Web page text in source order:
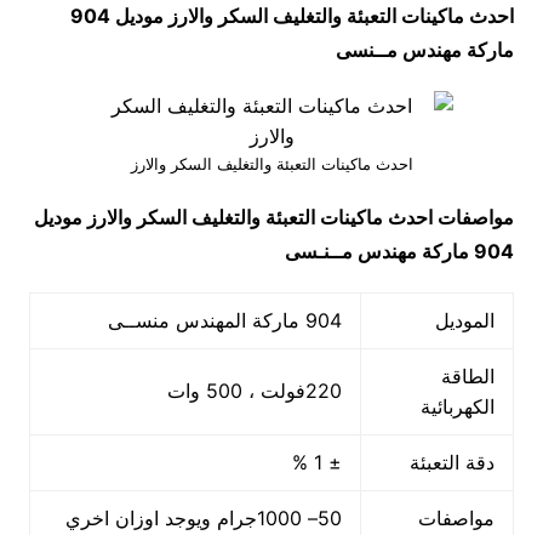
احدث ماكينات التعبئة والتغليف السكر والارز موديل 904
ماركة مهندس مــنسى
احدث ماكينات التعبئة والتغليف السكر والارز
مواصفات احدث ماكينات التعبئة والتغليف السكر والارز موديل
904 ماركة مهندس مــنـسى
الموديل 904 ماركة المهندس منســى
الطاقة
الكهربائية
220فولت ، 500 وات
دقة التعبئة ± 1 %
مواصفات
50– 1000جرام ويوجد اوزان اخري